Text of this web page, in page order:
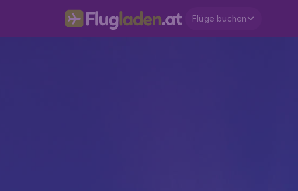
Flüge buchen